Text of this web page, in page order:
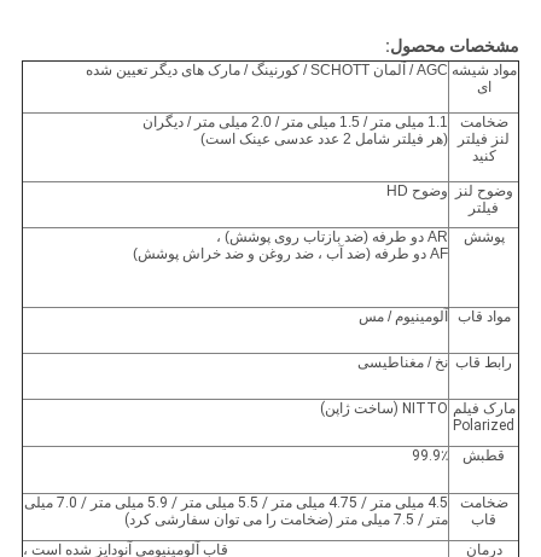
مشخصات محصول:
مواد شیشه
ای
AGC / آلمان SCHOTT / کورنینگ / مارک های دیگر تعیین شده
ضخامت
لنز فیلتر
کنید
1.1 میلی متر / 1.5 میلی متر / 2.0 میلی متر / دیگران
(هر فیلتر شامل 2 عدد عدسی عینک است)
وضوح لنز
فیلتر
وضوح HD
پوشش
AR دو طرفه (ضد بازتاب روی پوشش) ،
AF دو طرفه (ضد آب ، ضد روغن و ضد خراش پوشش)
مواد قاب آلومینیوم / مس
رابط قاب نخ / مغناطیسی
مارک فیلم
Polarized
NITTO (ساخت ژاپن)
قطبش 99.9٪
ضخامت
قاب
4.5 میلی متر / 4.75 میلی متر / 5.5 میلی متر / 5.9 میلی متر / 7.0 میلی
متر / 7.5 میلی متر (ضخامت را می توان سفارشی کرد)
درمان
قاب آلومینیومی آنودایز شده است ،